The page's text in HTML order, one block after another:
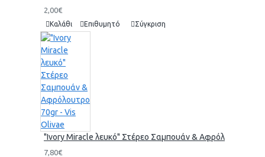
2,00€
Καλάθι Επιθυμητό Σύγκριση
"Ivory Miracle λευκό" Στέρεο Σαμπουάν & Αφρόλουτρο
7,80€